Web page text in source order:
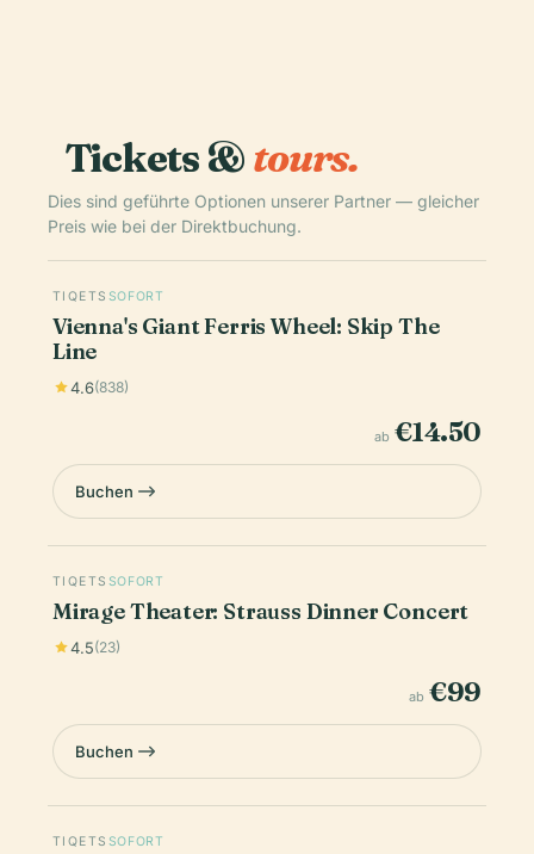
Tickets &tours.
Dies sind geführte Optionen unserer Partner — gleicher
Preis wie bei der Direktbuchung.
TIQETS SOFORT
Vienna's Giant Ferris Wheel: Skip The
Line
4.6(838)
ab €14.50
Buchen
TIQETS SOFORT
Mirage Theater: Strauss Dinner Concert
4.5(23)
ab €99
Buchen
TIQETS SOFORT